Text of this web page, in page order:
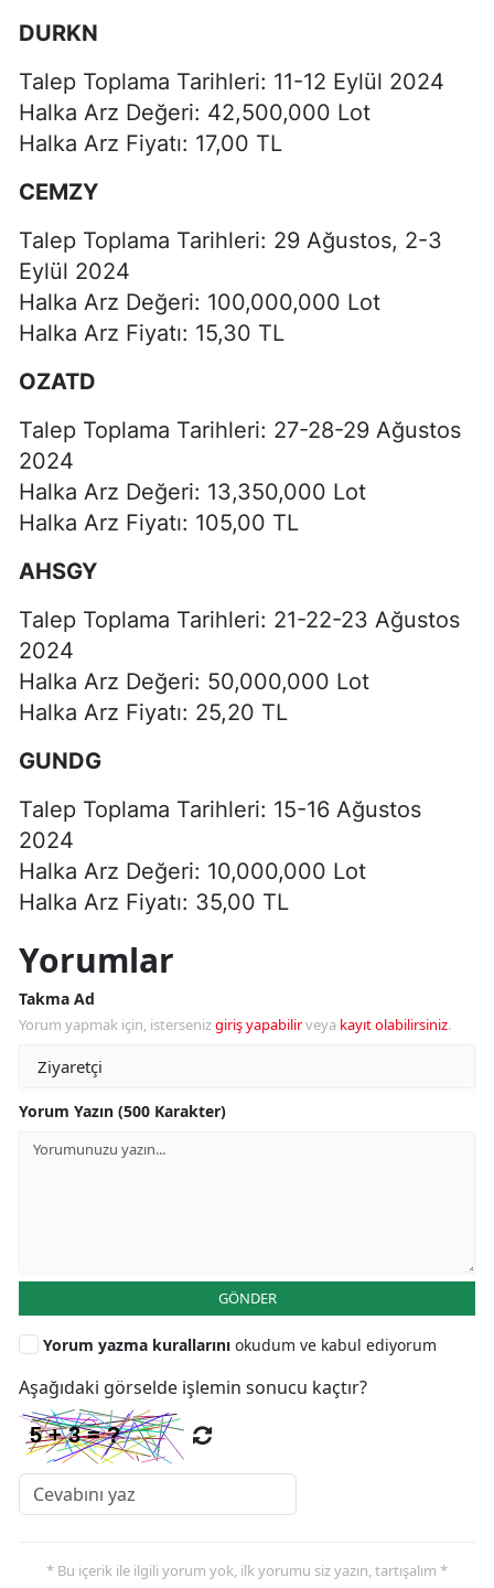
DURKN
Talep Toplama Tarihleri: 11-12 Eylül 2024
Halka Arz Değeri: 42,500,000 Lot
Halka Arz Fiyatı: 17,00 TL
CEMZY
Talep Toplama Tarihleri: 29 Ağustos, 2-3
Eylül 2024
Halka Arz Değeri: 100,000,000 Lot
Halka Arz Fiyatı: 15,30 TL
OZATD
Talep Toplama Tarihleri: 27-28-29 Ağustos
2024
Halka Arz Değeri: 13,350,000 Lot
Halka Arz Fiyatı: 105,00 TL
AHSGY
Talep Toplama Tarihleri: 21-22-23 Ağustos
2024
Halka Arz Değeri: 50,000,000 Lot
Halka Arz Fiyatı: 25,20 TL
GUNDG
Talep Toplama Tarihleri: 15-16 Ağustos
2024
Halka Arz Değeri: 10,000,000 Lot
Halka Arz Fiyatı: 35,00 TL
Yorumlar
Takma Ad
Yorum yapmak için, istersenizgiriş yapabilirveya kayıt olabilirsiniz.
Yorum Yazın (500 Karakter)
GÖNDER
Yorum yazma kurallarını okudum ve kabul ediyorum
Aşağıdaki görselde işlemin sonucu kaçtır?
* Bu içerik ile ilgili yorum yok, ilk yorumu siz yazın, tartışalım *